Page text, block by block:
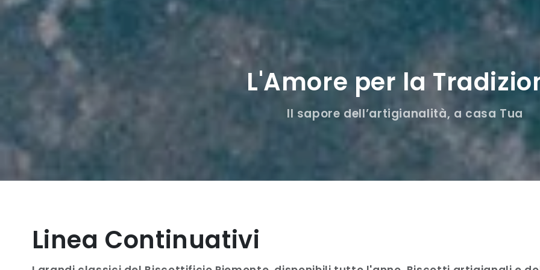
L'Amore per la
Il sapore dell’artigianalità, a casa Tua
Linea Continuativi